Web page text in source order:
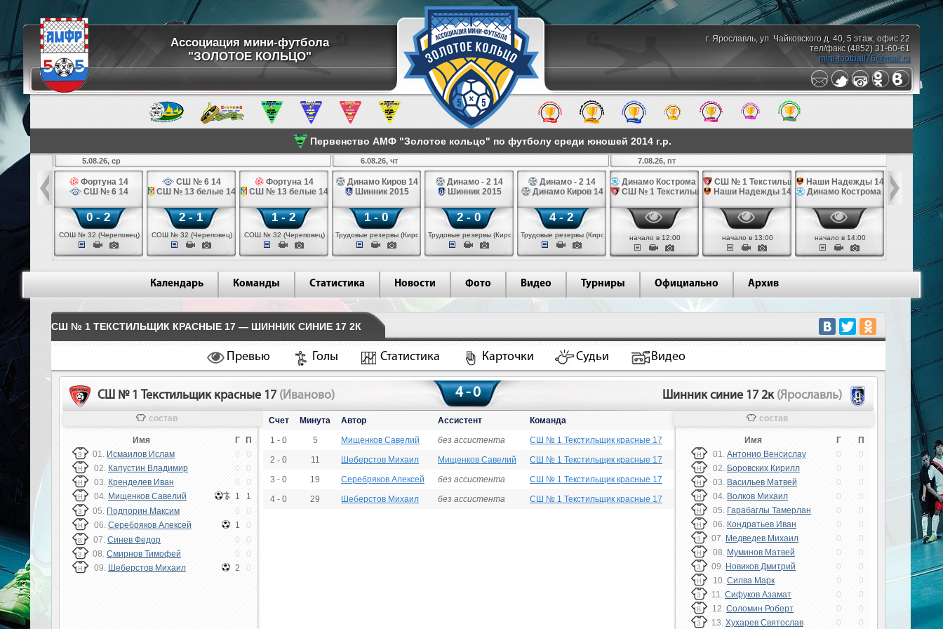
Ассоциация мини-футбола
"ЗОЛОТОЕ КОЛЬЦО"
г. Ярославль, ул. Чайковского д. 40, 5 этаж, офис 22
тел/факс (4852) 31-60-61
mini-football76@mail.ru
Первенство АМФ "Золотое кольцо" по футболу среди юношей 2014 г.р.
14
5.08.26, ср
Фортуна 14
СШ № 6 14
0 - 2
СОШ № 32 (Череповец)
СШ № 6 14
СШ № 13 белые 14
2 - 1
СОШ № 32 (Череповец)
Фортуна 14
СШ № 13 белые 14
1 - 2
СОШ № 32 (Череповец)
6.08.26, чт
Динамо Киров 14
Шинник 2015
1 - 0
Трудовые резервы (Киров)
Динамо - 2 14
Шинник 2015
2 - 0
Трудовые резервы (Киров)
Динамо - 2 14
Динамо Киров 14
4 - 2
Трудовые резервы (Киров)
7.08.26, пт
Динамо Кострома 14
СШ № 1 Текстильщик 14
начало в 12:00
СШ № 1 Текстильщик 14
Наши Надежды 14
начало в 13:00
Наши Надежды 14
Динамо Кострома 14
начало в 14:00
СШ им.
Календарь Команды Статистика Новости Фото Видео Турниры Официально Архив
СШ № 1 ТЕКСТИЛЬЩИК КРАСНЫЕ 17 — ШИННИК СИНИЕ 17 2К
Превью Голы Статистика Карточки Судьи Видео
СШ № 1 Текстильщик красные 17 (Иваново) 4 - 0 Шинник синие 17 2к (Ярославль)
состав
Имя Г П
З 01. Исмаилов Ислам 0 0
Н 02. Капустин Владимир 0 0
Н 03. Кренделев Иван 0 0
Н 04. Мищенков Савелий 1 1
З 05. Подпорин Максим 0 0
Н 06. Серебряков Алексей 1 0
В 07. Синев Федор 0 0
З 08. Смирнов Тимофей 0 0
Н 09. Шеберстов Михаил 2 0
Счет Минута Автор Ассистент
Команда
1 - 0
5 Мищенков Савелий без ассистента
СШ № 1 Текстильщик красные 17
2 - 0
11 Шеберстов Михаил Мищенков Савелий
СШ № 1 Текстильщик красные 17
3 - 0
19 Серебряков Алексей без ассистента
СШ № 1 Текстильщик красные 17
4 - 0
29 Шеберстов Михаил без ассистента СШ № 1 Текстильщик красные 17
состав
Имя Г П
Н 01. Антонио Венсислау 0 0
Н 02. Боровских Кирилл 0 0
Н 03. Васильев Матвей 0 0
Н 04. Волков Михаил 0 0
Н 05. Гарабаглы Тамерлан 0 0
Н 06. Кондратьев Иван 0 0
З 07. Медведев Михаил 0 0
Н 08. Муминов Матвей 0 0
З 09. Новиков Дмитрий 0 0
Н 10. Силва Марк 0 0
З 11. Сифуков Азамат 0 0
В 12. Соломин Роберт 0 0
З 13. Хухарев Святослав 0 0